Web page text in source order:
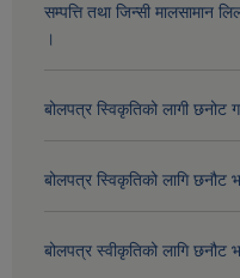
सम्पत्ति तथा जिन्सी मालसामान
।
बोलपत्र स्विकृतिको लागी छनोट
बोलपत्र स्विकृतिको लागि छनौट
बोलपत्र स्वीकृतिको लागि छनौट